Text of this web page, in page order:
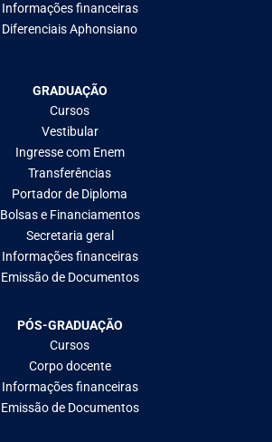
Informações financeiras
Diferenciais Aphonsiano
GRADUAÇÃO
Cursos
Vestibular
Ingresse com Enem
Transferências
Portador de Diploma
Bolsas e Financiamentos
Secretaria geral
Informações financeiras
Emissão de Documentos
PÓS-GRADUAÇÃO
Cursos
Corpo docente
Informações financeiras
Emissão de Documentos